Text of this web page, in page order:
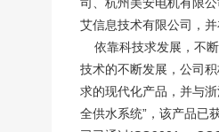
艾信息技术有限公司，
依靠科技求发展，不断
技术的不断发展，公司
求的现代化产品，并与
全供水系统”，该产品已